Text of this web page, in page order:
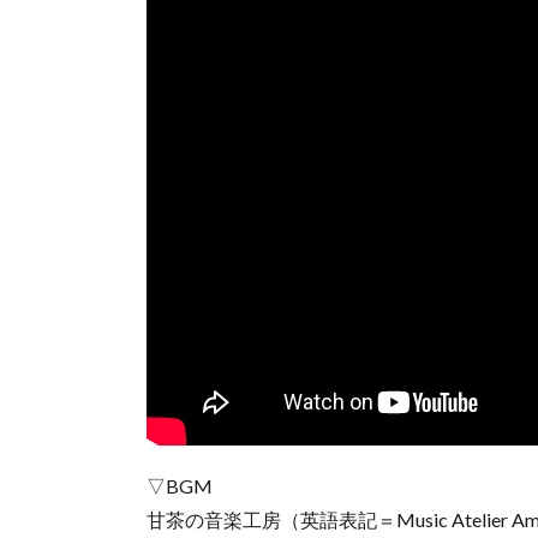
▽BGM
甘茶の音楽工房（英語表記＝Music Atelier